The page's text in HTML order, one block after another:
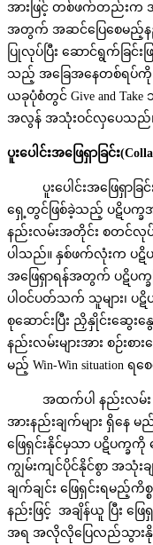
အားဖြင့် တစ်ဖက်တည်း
အတွက် အဆင်ပြေစေမည့်န
ပြုလုပ်ပြီး ဆောင်ရွက်ခ
သည့် အခြေအနေတစ်ရပ်ကို
ယခုပုံစံတွင် Give and Take
အလွန် အသုံးဝင်လှပေသည်
ပူးပေါင်းအဖြေရှာခြင်း(
ပူး‌ပေါင်းအဖြေရှာ
ရှေ့တွင်ဖြစ်ခဲ့သည့် ပဋိပက္ခအ
နည်းလမ်းအတိုင်း စတင်လုပ်
ပါသည်။ နှစ်ဖက်လုံးက ပဋိ
အဖြေရှာရန်အတွက် ပဋိပက္ခ
ပါဝင်ပတ်သက် သူများ၊ ပ
စုဆောင်းပြီး ညှိနှိုင်းဆွေး
နည်းလမ်းများအား စဉ်း
မည့် Win-Win situation
အထက်ပါ နည်းလမ်း ၅
အားနည်းချက်များ ရှိနေ
ဖြေရှင်းနိုင်မှသာ ပဋိပ
ကျွမ်းကျင်ပိုင်နိုင်စွာ အသုံ
ချက်ချင်း ဖြေရှင်းရမည့်ကိစ္စ
နည်းဖြင့် အချိန်ယူ ပြီး ဖ
အရ အလိုလိုပြေလည်သွား